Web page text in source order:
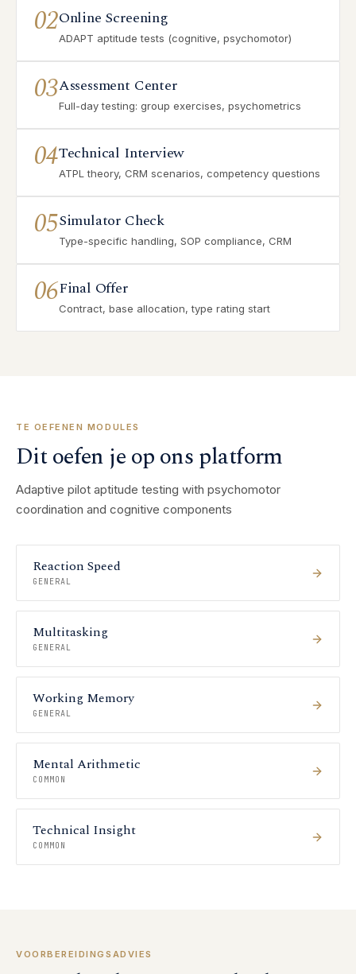
02Online Screening
ADAPT aptitude tests (cognitive, psychomotor)
03Assessment Center
Full-day testing: group exercises, psychometrics
04Technical Interview
ATPL theory, CRM scenarios, competency questions
05Simulator Check
Type-specific handling, SOP compliance, CRM
06Final Offer
Contract, base allocation, type rating start
TE OEFENEN MODULES
Dit oefen je op ons platform
Adaptive pilot aptitude testing with psychomotor
coordination and cognitive components
Reaction Speed
GENERAL
Multitasking
GENERAL
Working Memory
GENERAL
Mental Arithmetic
COMMON
Technical Insight
COMMON
VOORBEREIDINGSADVIES